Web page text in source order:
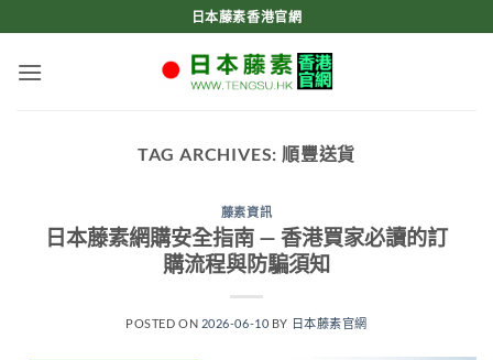
to
content
日本藤素香港官網
TAG ARCHIVES: 順豐送貨
藤素資訊
日本藤素網購安全指南 — 香港買家必讀的訂
購流程與防騙須知
POSTED ON 2026-06-10 BY 日本藤素官網